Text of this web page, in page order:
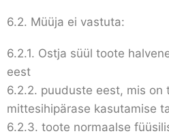
6.2. Müüja ei vastuta:
6.2.1. Ostja süül toote
eest
6.2.2. puuduste eest, mis on
mittesihipärase kasutamise
6.2.3. toote normaalse